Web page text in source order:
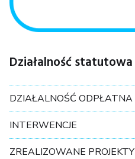
Działalność statutowa
DZIAŁALNOŚĆ ODPŁATNA
INTERWENCJE
ZREALIZOWANE PROJEKTY